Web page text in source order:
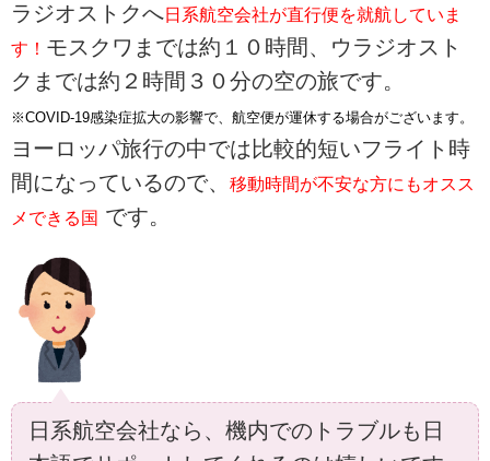
ラジオストクへ日系航空会社が直行便を就航していま
す！ モスクワまでは約１０時間、ウラジオスト
クまでは約２時間３０分の空の旅です。
※COVID-19感染症拡大の影響で、航空便が運休する場合がございます。
ヨーロッパ旅行の中では比較的短いフライト時
間になっているので、
移動時間が不安な方にもオスス
メできる国 です。
日系航空会社なら、機内でのトラブルも日